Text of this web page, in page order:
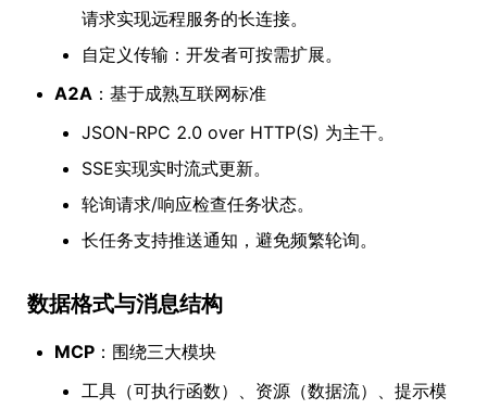
请求实现远程服务的长连接。
自定义传输：开发者可按需扩展。
A2A ：基于成熟互联网标准
JSON-RPC 2.0 over HTTP(S) 为主干。
SSE实现实时流式更新。
轮询请求/响应检查任务状态。
长任务支持推送通知，避免频繁轮询。
数据格式与消息结构
MCP ：围绕三大模块
工具（可执行函数）、资源（数据流）、提示模